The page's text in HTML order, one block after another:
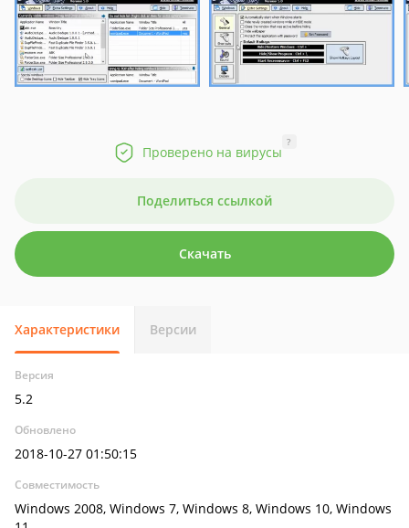
Проверено на вирусы
?
Поделиться ссылкой
Скачать
Характеристики Версии
Версия
5.2
Обновлено
2018-10-27 01:50:15
Совместимость
Windows 2008, Windows 7, Windows 8, Windows 10, Windows